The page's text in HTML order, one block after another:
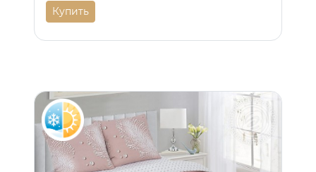
Купить